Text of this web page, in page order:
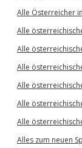
Alle Österreicher
Alle
Alle
Alle
Alle
Alle
Alle
Alles zum neuen